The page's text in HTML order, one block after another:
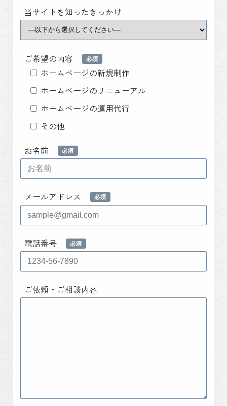
当サイトを知ったきっかけ
ご希望の内容
ホームページの新規制作
ホームページのリニューアル
ホームページの運用代行
その他
お名前
メールアドレス
電話番号
ご依頼・ご相談内容